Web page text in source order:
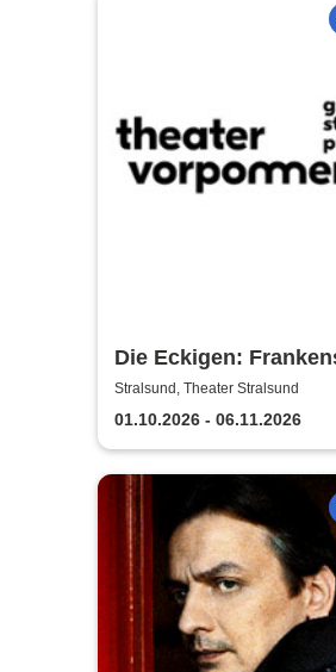
Die Eckigen:
Theater Vorpommern
Stralsund, Theater Stralsund
01.10.2026 - 06.11.2026